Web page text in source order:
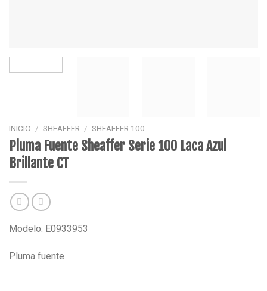
INICIO / SHEAFFER / SHEAFFER 100
Pluma Fuente Sheaffer Serie 100 Laca Azul
Brillante CT
Modelo: E0933953
Pluma fuente